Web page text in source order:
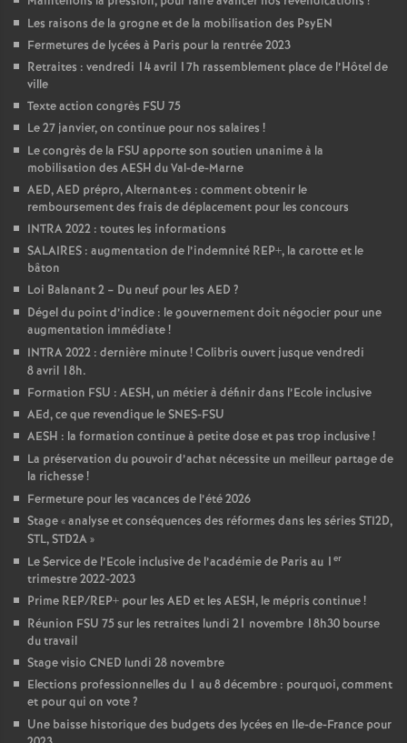
Les raisons de la grogne et de la mobilisation des PsyEN
Fermetures de lycées à Paris pour la rentrée 2023
Retraites : vendredi 14 avril 17h rassemblement place de l’Hôtel de
ville
Texte action congrès FSU 75
Le 27 janvier, on continue pour nos salaires !
Le congrès de la FSU apporte son soutien unanime à la
mobilisation des AESH du Val-de-Marne
AED, AED prépro, Alternant·es : comment obtenir le
remboursement des frais de déplacement pour les concours
INTRA 2022 : toutes les informations
SALAIRES : augmentation de l’indemnité REP+, la carotte et le
bâton
Loi Balanant 2 – Du neuf pour les AED ?
Dégel du point d’indice : le gouvernement doit négocier pour une
augmentation immédiate!
INTRA 2022 : dernière minute! Colibris ouvert jusque vendredi
8 avril 18h.
Formation FSU : AESH, un métier à définir dans l’Ecole inclusive
AEd, ce que revendique le SNES-FSU
AESH : la formation continue à petite dose et pas trop inclusive!
La préservation du pouvoir d’achat nécessite un meilleur partage de
la richesse!
Fermeture pour les vacances de l’été 2026
Stage «analyse et conséquences des réformes dans les séries STI2D,
STL, STD2A»
Le Service de l’Ecole inclusive de l’académie de Paris au 1 er
trimestre 2022-2023
Prime REP/REP+ pour les AED et les AESH, le mépris continue!
Réunion FSU 75 sur les retraites lundi 21 novembre 18h30 bourse
du travail
Stage visio CNED lundi 28 novembre
Elections professionnelles du 1 au 8 décembre : pourquoi, comment
et pour qui on vote?
Une baisse historique des budgets des lycées en Ile-de-France pour